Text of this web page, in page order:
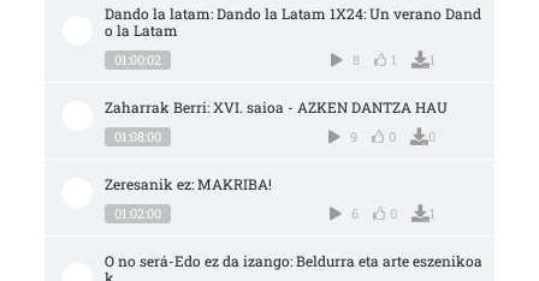
Dando la latam: Dando la Latam 1X24: Un verano Dand
o la Latam
01:00:02 8 1 1
Zaharrak Berri: XVI. saioa - AZKEN DANTZA HAU
01:08:00 9 0 0
Zeresanik ez: MAKRIBA!
01:02:00 6 0 1
O no será-Edo ez da izango: Beldurra eta arte eszenikoa
k